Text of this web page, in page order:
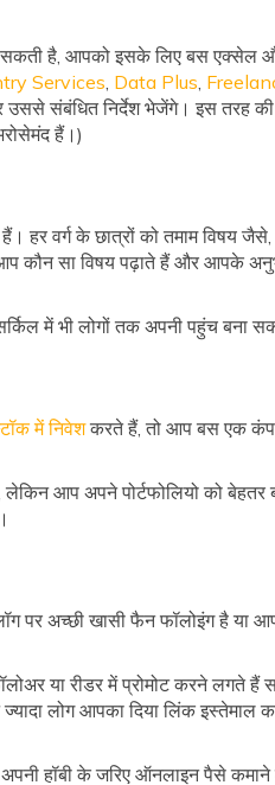
सकती है, आपको इसके लिए बस एक्सेल
Services Data Plus
उससे संबंधित निर्देश भेजेंगे। इस तरह
हैं।)
हर वर्ग के छात्रों को तमाम विषय जैसे,
आप कौन सा विषय पढ़ाते हैं और आपके
में भी लोगों तक अपनी पहुंच बना
में निवेशकरते हैं, तो आप बस एक
आप अपने पोर्टफोलियो को बेहतर
पर अच्छी खासी फैन फॉलोइंग है या
या रीडर में प्रोमोट करने लगते हैं
लोग आपका दिया लिंक इस्तेमाल
अपनी हॉबी के जरिए ऑनलाइन पैसे